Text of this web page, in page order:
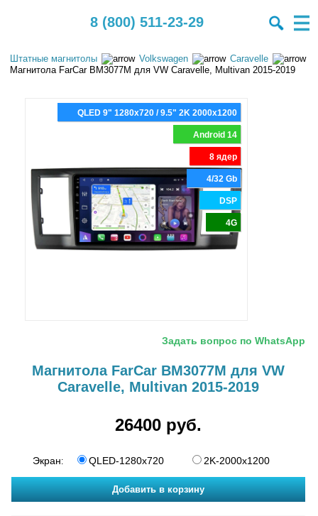
8 (800) 511-23-29
Штатные магнитолы Volkswagen
Caravelle
Магнитола FarCar BM3077M для VW Caravelle, Multivan 2015-2019
QLED 9" 1280x720 / 9.5" 2K 2000x1200
Android 14
8 ядер
4/32 Gb
DSP
4G
Задать вопрос по WhatsApp
Магнитола FarCar BM3077M для VW
Caravelle, Multivan 2015-2019
26400 руб.
Экран: QLED-1280x720 2K-2000x1200